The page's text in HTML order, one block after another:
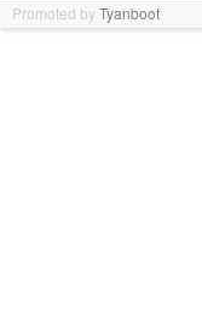
Promoted byTyanboot